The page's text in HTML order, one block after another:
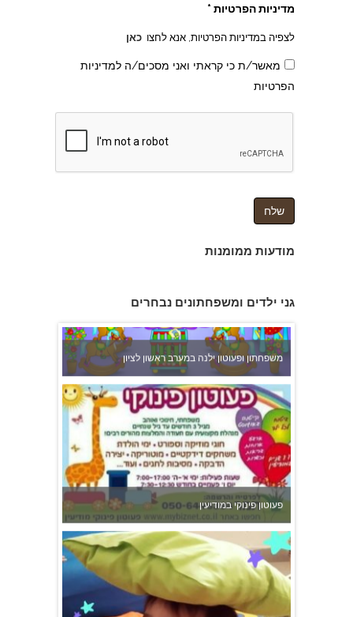
מדיניות הפרטיות *
לצפיה במדיניות הפרטיות, אנא לחצו כאן
מאשר/ת כי קראתי ואני מסכים/ה למדיניות
הפרטיות
מודעות ממומנות
גני ילדים ומשפחתונים נבחרים
משפחתון ופעוטון ילנה במערב ראשון לציון
פעוטון פינוקי במודיעין